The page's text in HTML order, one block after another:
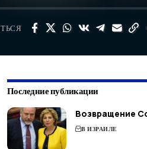
Последние публикации
Возвращение
В ИЗРАИЛЕ